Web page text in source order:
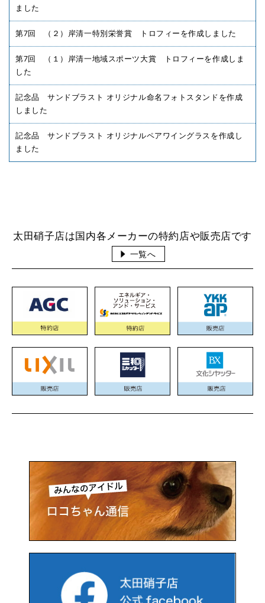
ました
第7回 （２）岸清一特別栄誉賞 トロフィーを作成しました
第7回 （１）岸清一地域スポーツ大賞 トロフィーを作成しま
した
記念品 サンドブラスト オリジナル命名フォトスタンドを作成
しました
記念品 サンドブラスト オリジナルペアワイングラスを作成し
ました
太田硝子店は国内各メーカーの特約店や販売店です
一覧へ